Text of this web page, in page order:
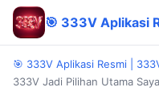
🎯 333V Aplikasi Resmi |
333V Jadi Pilihan Utama